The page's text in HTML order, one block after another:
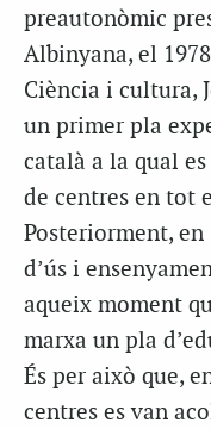
preautonòmic
Albinyana, el
Ciència i cultura,
un primer pla
català a la qual
de centres en tot
Posteriorment, en
d’ús i
aqueix moment
marxa un pla
És per això que,
centres es van